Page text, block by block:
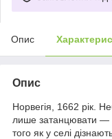
Опис
Опис
Норвегія, 1662 рік.
лише затанцювати — і
того як у селі